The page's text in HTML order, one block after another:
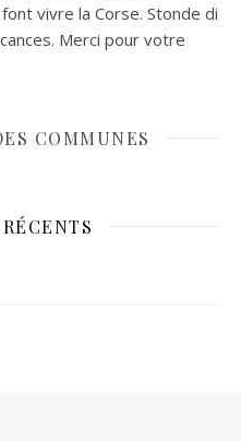
vivre la Corse. Stonde di
Merci pour votre
COMMUNES